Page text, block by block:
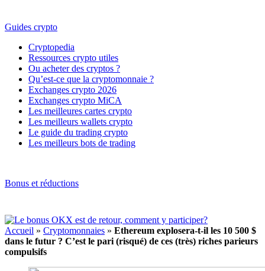
Guides crypto
Cryptopedia
Ressources crypto utiles
Ou acheter des cryptos ?
Qu’est-ce que la cryptomonnaie ?
Exchanges crypto 2026
Exchanges crypto MiCA
Les meilleures cartes crypto
Les meilleurs wallets crypto
Le guide du trading crypto
Les meilleurs bots de trading
Bonus et réductions
Accueil » Cryptomonnaies » Ethereum explosera-t-il les 10 500 $
dans le futur ? C’est le pari (risqué) de ces (très) riches parieurs
compulsifs